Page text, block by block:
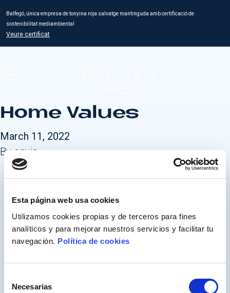
Esta página web usa cookies
Utilizamos cookies propias y de terceros para fines
analíticos y para mejorar nuestros servicios y facilitar tu
navegación. Política de cookies
Necesarias
Balfegó, única empresa de tonyina roja salvatge mantinguda amb certificació de
sostenibilitat mediambiental
Veure certificat
Home Values
March 11, 2022
By onvia